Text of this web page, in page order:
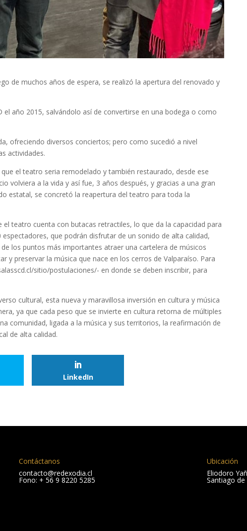
de muchos años de espera, se realizó la apertura del renovado y
año 2015, salvándolo así de convertirse en una bodega o como
ofreciendo diversos conciertos; pero como sucedió a nivel
actividades.
el teatro seria remodelado y también restaurado, desde ese
volviera a la vida y así fue, 3 años después, y gracias a una gran
estatal, se concretó la reapertura del teatro para toda la
teatro cuenta con butacas retractiles, lo que da la capacidad para
que podrán disfrutar de un sonido de alta calidad,
los puntos más importantes atraer una cartelera de músicos
y preservar la música que nace en los cerros de Valparaíso. Para
sitio/postulaciones/- en donde se deben inscribir, para
cultural, esta nueva y maravillosa inversión en cultura y música
ya que cada peso que se invierte en cultura retorna de múltiples
comunidad, ligada a la música y sus territorios, la reafirmación de
de alta calidad.
LinkedIn
Contáctanos
contacto@redexodia.cl
Fono: + 56 9 8220 5285
Ubicación
Eliodoro
Santiago de